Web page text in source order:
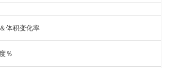
体积变化率
％